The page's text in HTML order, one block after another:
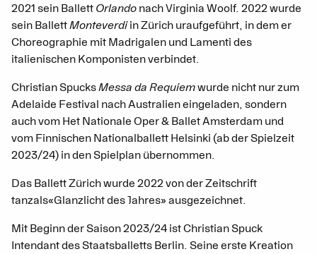
2021 sein Ballett Orlando nach Virginia Woolf. 2022 wurde
sein BallettMonteverdiin Zürich uraufgeführt, in dem er
Choreographie mit Madrigalen und Lamenti des
italienischen Komponisten verbindet.
Christian SpucksMessa da Requiemwurde nicht nur zum
Adelaide Festival nach Australien eingeladen, sondern
auch vom Het Nationale Oper & Ballet Amsterdam und
vom Finnischen Nationalballett Helsinki (ab der Spielzeit
2023/24) in den Spielplan übernommen.
Das Ballett Zürich wurde 2022 von der Zeitschrift
tanzals«Glanzlicht des Jahres» ausgezeichnet.
Mit Beginn der Saison 2023/24 ist Christian Spuck
Intendant des Staatsballetts Berlin. Seine erste Kreation